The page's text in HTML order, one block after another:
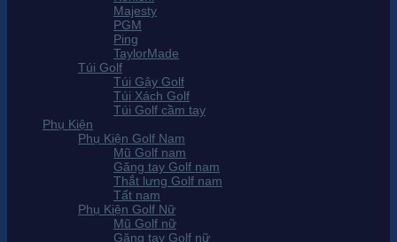
Majesty
PGM
Ping
TaylorMade
Túi Golf
Túi Gậy Golf
Túi Xách Golf
Túi Golf cầm tay
Phụ Kiện
Phụ Kiện Golf Nam
Mũ Golf nam
Găng tay Golf nam
Thắt lưng Golf nam
Tất nam
Phụ Kiện Golf Nữ
Mũ Golf nữ
Găng tay Golf nữ